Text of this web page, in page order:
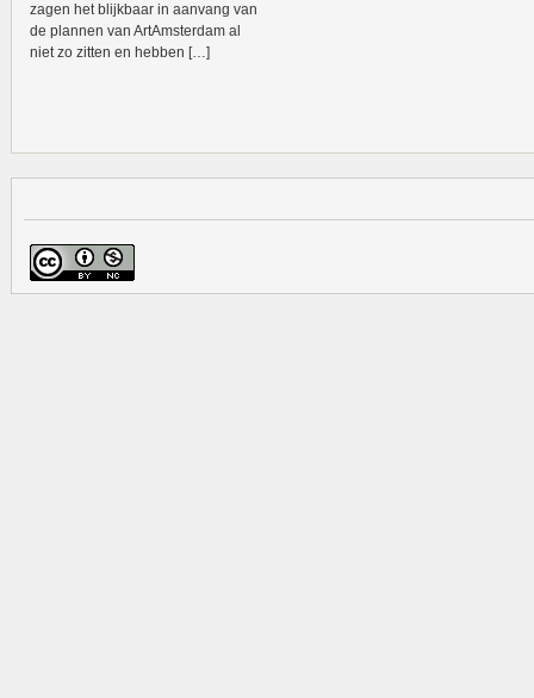
zagen het blijkbaar in aanvang van
de plannen van ArtAmsterdam al
niet zo zitten en hebben […]